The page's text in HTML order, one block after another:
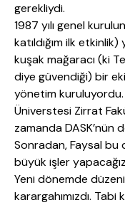
gerekliydi.
1987 yılı genel
katıldığım ilk
kuşak mağaracı (ki
diye güvendiği) bir
yönetim
Üniverstesi Zirrat
zamanda DASK’nün
Sonradan, Faysal bu
büyük işler
Yeni dönemde
karargahımızdı.